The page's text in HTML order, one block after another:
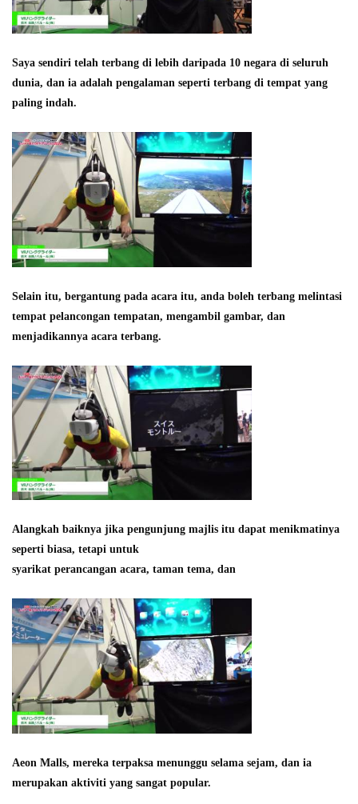
Saya sendiri telah terbang di lebih daripada 10 negara di seluruh
dunia, dan ia adalah pengalaman seperti terbang di tempat yang
paling indah.
Selain itu, bergantung pada acara itu, anda boleh terbang melintasi
tempat pelancongan tempatan, mengambil gambar, dan
menjadikannya acara terbang.
Alangkah baiknya jika pengunjung majlis itu dapat menikmatinya
seperti biasa, tetapi untuk
syarikat perancangan acara, taman tema, dan
Aeon Malls, mereka terpaksa menunggu selama sejam, dan ia
merupakan aktiviti yang sangat popular.